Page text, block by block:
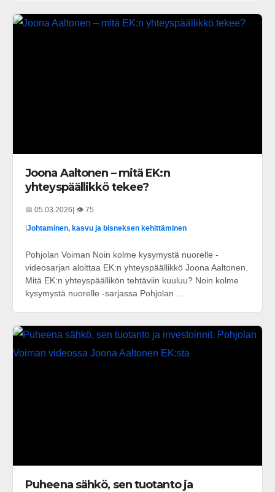
Joona Aaltonen – mitä EK:n
yhteyspäällikkö tekee?
📅 05.03.2026 | 👁️ 75
Johtaminen, kasvu ja bisneksen kehittäminen
Pohjolan Voiman Noin kolme kysymystä nuorelle -
videosarjan aloittaa EK:n yhteyspäällikkö Joona Aaltonen.
Mitä EK:n yhteyspäällikön tehtäviin kuuluu? Noin kolme
kysymystä nuorelle -sarjassa Pohjolan ...
Puheena sähkö, sen tuotanto ja